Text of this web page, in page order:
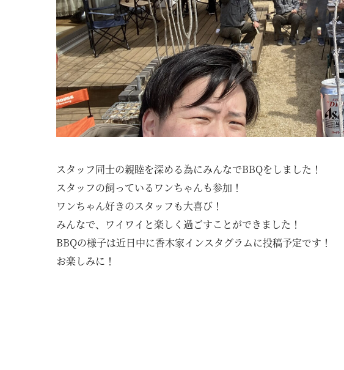
ニュース
イベント
コンセプト
設計力
素材について
断熱工法
スタッフ同士の親睦を深める為にみんなでBBQをしました！
スタッフの飼っているワンちゃんも参加！
ワンちゃん好きのスタッフも大喜び！
みんなで、ワイワイと楽しく過ごすことができました！
BBQの様子は近日中に香木家インスタグラムに投稿予定です！
お楽しみに！